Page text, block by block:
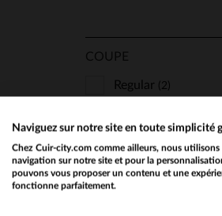
COUPE
Regular (2)
TYPE
Naviguez sur notre site en toute simplicité
Chez Cuir-city.com comme ailleurs, nous
navigation sur notre site et pour la
pouvons vous proposer un contenu et une
fonctionne parfaitement.